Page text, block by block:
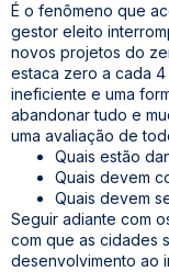
É o fenômeno que
gestor eleito
novos projetos do
estaca zero a cada
ineficiente e uma
abandonar tudo e
uma avaliação de
Quais estão
Quais devem
Quais devem
Seguir adiante com
com que as cidades
desenvolvimento ao